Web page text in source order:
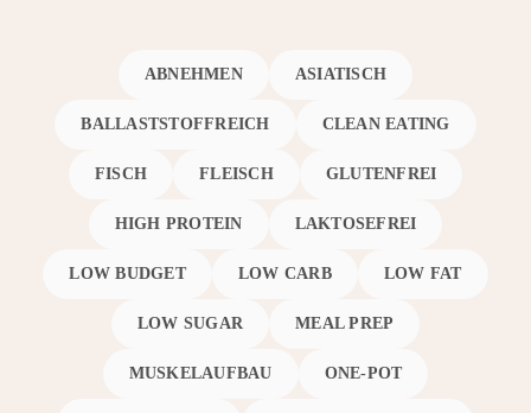
ABNEHMEN ASIATISCH
BALLASTSTOFFREICH CLEAN EATING
FISCH FLEISCH GLUTENFREI
HIGH PROTEIN LAKTOSEFREI
LOW BUDGET LOW CARB LOW FAT
LOW SUGAR MEAL PREP
MUSKELAUFBAU ONE-POT